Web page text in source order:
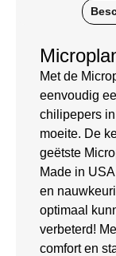
Met de
eenvoudig
chilipepers
moeite. De
geëtste
Made in
en
optimaal
verbeterd!
comfort en